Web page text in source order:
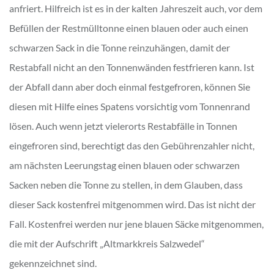
anfriert. Hilfreich ist es in der kalten Jahreszeit auch, vor dem
Befüllen der Restmülltonne einen blauen oder auch einen
schwarzen Sack in die Tonne reinzuhängen, damit der
Restabfall nicht an den Tonnenwänden festfrieren kann. Ist
der Abfall dann aber doch einmal festgefroren, können Sie
diesen mit Hilfe eines Spatens vorsichtig vom Tonnenrand
lösen. Auch wenn jetzt vielerorts Restabfälle in Tonnen
eingefroren sind, berechtigt das den Gebührenzahler nicht,
am nächsten Leerungstag einen blauen oder schwarzen
Sacken neben die Tonne zu stellen, in dem Glauben, dass
dieser Sack kostenfrei mitgenommen wird. Das ist nicht der
Fall. Kostenfrei werden nur jene blauen Säcke mitgenommen,
die mit der Aufschrift „Altmarkkreis Salzwedel“
gekennzeichnet sind.